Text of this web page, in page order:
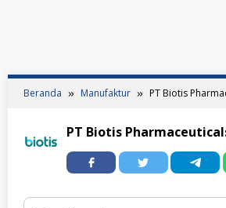
Beranda Manufaktur PT Biotis
PT Biotis